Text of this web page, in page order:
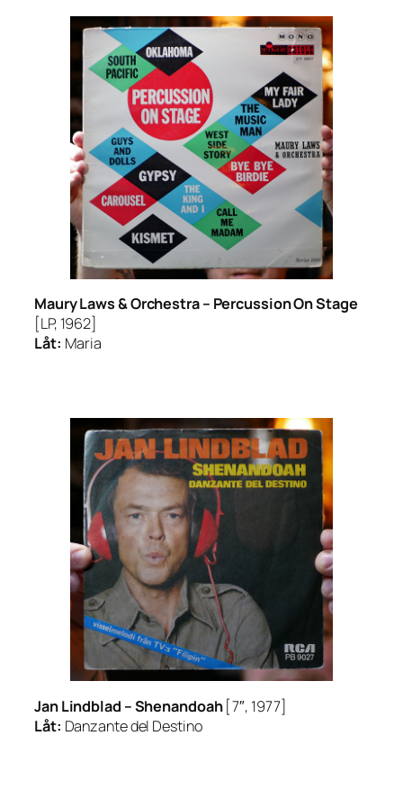
Maury Laws & Orchestra – Percussion On Stage
[LP, 1962]
Låt: Maria
Jan Lindblad –Shenandoah [7″, 1977]
Låt: Danzante del Destino